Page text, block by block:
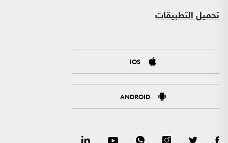
تحميل التطبيقات
IOS
ANDROID